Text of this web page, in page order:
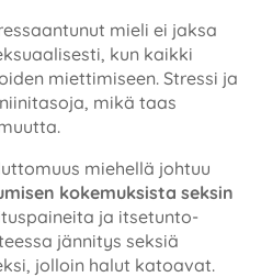
mieli ei jaksa
kun kaikki
miettimiseen. Stressi ja
mikä taas
miehellä johtuu
kokemuksista seksin
ja itsetunto-
jännitys seksiä
jolloin halut katoavat.